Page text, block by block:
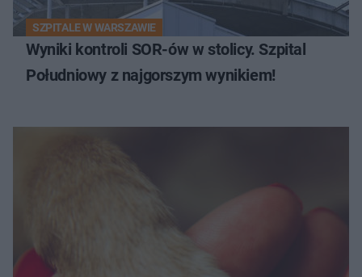
SZPITALE W WARSZAWIE
Wyniki kontroli SOR-ów w stolicy. Szpital
Południowy z najgorszym wynikiem!